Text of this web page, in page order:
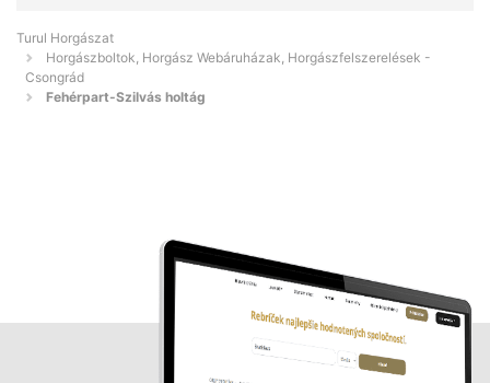
Turul Horgászat
Horgászboltok, Horgász Webáruházak, Horgászfelszerelések -
Csongrád
Fehérpart-Szilvás holtág